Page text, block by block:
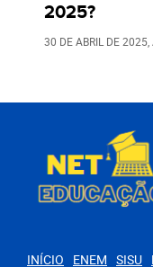
2025?
30 DE ABRIL DE 2025
INÍCIO ENEM SISU